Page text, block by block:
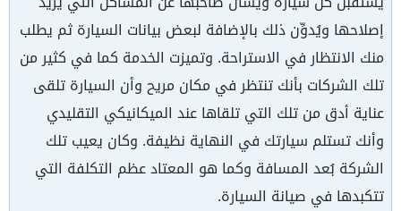
إصلاحها ويُدوِّن ذلك بالإضافة لبعض بيانات السيارة ثم يطلب
منك الانتظار في الاستراحة. وتميزت الخدمة كما في كثير من
تلك الشركات بأنك تنتظر في مكان مريح وأن السيارة تلقى
عناية أدق من تلك التي تلقاها عند الميكانيكي التقليدي
وأنك تستلم سيارتك في النهاية نظيفة. وكان يعيب تلك
الشركة بُعد المسافة وكما هو المعتاد عظم التكلفة التي
تتكبدها في صيانة السيارة.